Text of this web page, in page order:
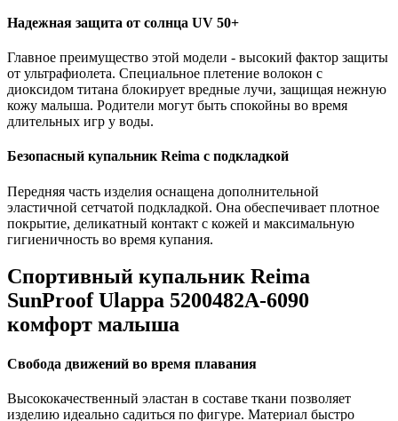
Надежная защита от солнца UV 50+
Главное преимущество этой модели - высокий фактор защиты
от ультрафиолета. Специальное плетение волокон с
диоксидом титана блокирует вредные лучи, защищая нежную
кожу малыша. Родители могут быть спокойны во время
длительных игр у воды.
Безопасный купальник Reima с подкладкой
Передняя часть изделия оснащена дополнительной
эластичной сетчатой подкладкой. Она обеспечивает плотное
покрытие, деликатный контакт с кожей и максимальную
гигиеничность во время купания.
Спортивный купальник Reima
SunProof Ulappa 5200482A-6090
комфорт малыша
Свобода движений во время плавания
Высококачественный эластан в составе ткани позволяет
изделию идеально садиться по фигуре. Материал быстро